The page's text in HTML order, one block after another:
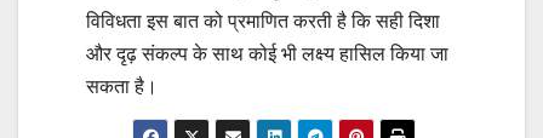
विविधता इस बात को प्रमाणित करती है कि सही दिशा
और दृढ़ संकल्प के साथ कोई भी लक्ष्य हासिल किया जा
सकता है।